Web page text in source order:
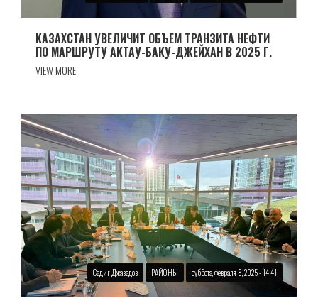
КАЗАХСТАН УВЕЛИЧИТ ОБЪЕМ ТРАНЗИТА НЕФТИ
ПО МАРШРУТУ АКТАУ-БАКУ-ДЖЕЙХАН В 2025 Г.
VIEW MORE
Садиг Джавадов РАЙОНЫ суббота, февраля 8, 2025 - 14:41